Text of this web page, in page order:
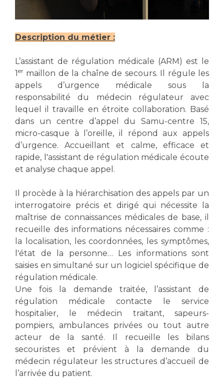
Médecine nucléaire
Maladies rares
Maternité Hôpital Nord
Vos représentants
La Commission Des Usagers (CDU)
Les Comités Locaux des Usagers
Le projet des usagers
Qualité
Nos indicateurs qualité et de sécurité des soins
Protection des données
Sécurité
Anatomie et Cytologie Pathologiques
Centres de référence Maladies Rares
Plateforme d'Expertise Maladies Rares
Presse / Multimédia
Communiqués de presse
Dossiers de presse
Médiathèque
Rôles et missions
Liste des marchés conclus
Documents utiles
Description du métier :
L’assistant de régulation médicale (ARM) est le
1 er maillon de la chaîne de secours. Il régule les
appels d’urgence médicale sous la
responsabilité du médecin régulateur avec
lequel il travaille en étroite collaboration. Basé
dans un centre d’appel du Samu-centre 15,
micro-casque à l’oreille, il répond aux appels
d’urgence. Accueillant et calme, efficace et
rapide, l'assistant de régulation médicale écoute
et analyse chaque appel.
Il procède à la hiérarchisation des appels par un
interrogatoire précis et dirigé qui nécessite la
maîtrise de connaissances médicales de base, il
recueille des informations nécessaires comme :
la localisation, les coordonnées, les symptômes,
l'état de la personne… Les informations sont
saisies en simultané sur un logiciel spécifique de
régulation médicale.
Une fois la demande traitée, l’assistant de
régulation médicale contacte le service
hospitalier, le médecin traitant, sapeurs-
pompiers, ambulances privées ou tout autre
acteur de la santé. Il recueille les bilans
secouristes et prévient à la demande du
médecin régulateur les structures d’accueil de
l’arrivée du patient.